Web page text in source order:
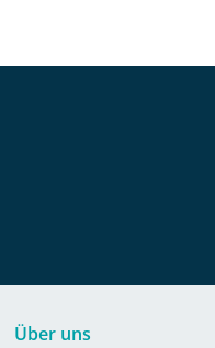
Über uns